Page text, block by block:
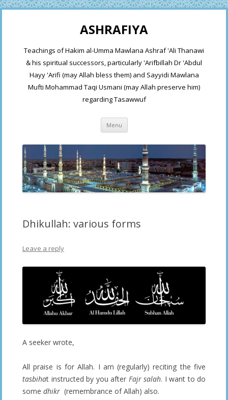
ASHRAFIYA
Teachings of Hakim al-Umma Mawlana Ashraf 'Ali Thanawi
& his spiritual successors, particularly 'Arifbillah Dr 'Abdul
Hayy 'Arifi (may Allah bless them) and Sayyidi Mawlana
Mufti Mohammad Taqi Usmani (may Allah preserve him)
regarding Tasawwuf
Menu Skip
content
Dhikullah: various forms
Leave a reply
A seeker wrote,
All praise is for Allah. I am (regularly) reciting the five
tasbihat instructed by you after Fajr salah. I want to do
some dhikr (remembrance of Allah) also.